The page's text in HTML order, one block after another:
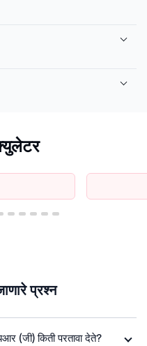
प्रश्न
(जी) किती परतावा देते?